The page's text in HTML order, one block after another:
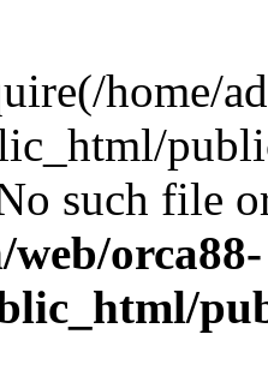
home/
such file
orca88-